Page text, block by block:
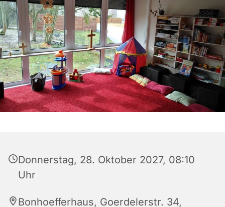
Donnerstag, 28. Oktober 2027, 08:10
Uhr
Bonhoefferhaus, Goerdelerstr. 34,